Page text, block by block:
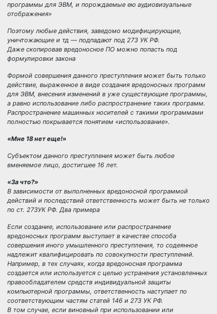
программы для ЭВМ, и порождаемые ею аудиовизуальные
отображения»
Поэтому любые действия, заведомо модифицирующие,
уничтожающие и тд — подпадают под 273 УК РФ.
Даже скопировав вредоносное ПО можно попасть под
формулировки закона
Формой совершения данного преступления может быть только
действие, выраженное в виде создания вредоносных программ
для ЭВМ, внесения изменений в уже существующие программы,
а равно использование либо распространение таких программ.
Распространение машинных носителей с такими программами
полностью покрывается понятием «использование».
«Мне 18 нет еще!»
Субъектом данного преступления может быть любое
вменяемое лицо, достигшее 16 лет.
«За что?»
В зависимости от выполненных вредоносной программой
действий и последствий ответственность может быть не только
по ст. 273УК РФ. Два примера
Если создание, использование или распространение
вредоносных программ выступает в качестве способа
совершения иного умышленного преступления, то содеянное
надлежит квалифицировать по совокупности преступлений.
Например, в тех случаях, когда вредоносная программа
создается или используется с целью устранения установленных
правообладателем средств индивидуальной защиты
компьютерной программы, ответственность наступает по
соответствующим частям статей 146 и 273 УК РФ.
В том случае, если виновный при использовании или